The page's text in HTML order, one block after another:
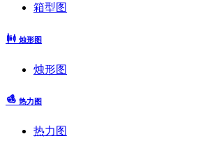
箱型图
烛形图
烛形图
热力图
热力图